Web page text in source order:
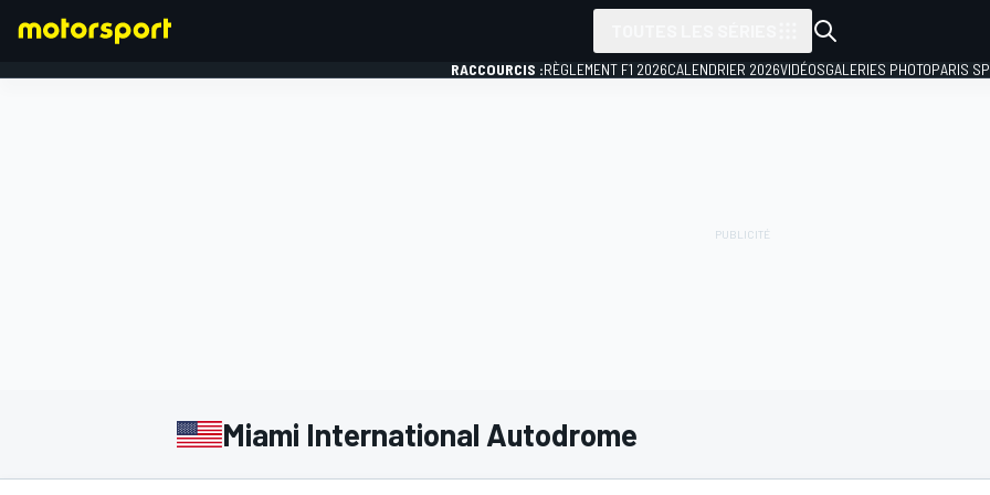
RACCOURCIS :RÈGLEMENT F1 2026CALENDRIER 2026VIDÉOSGALERIES PHOTOPARIS
Miami International Autodrome